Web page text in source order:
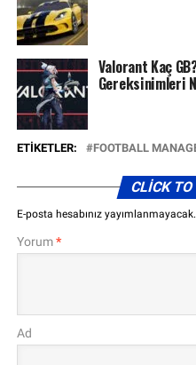
Valorant Kaç
Gereksinimleri
ETIKETLER: FOOTBALL
CLICK
E-posta hesabınız yayımlanmayacak.
Yorum*
Ad